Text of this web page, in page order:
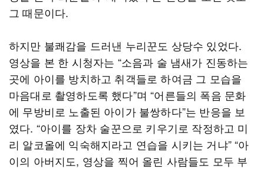
그 때문이다.
하지만 불쾌감을 드러낸 누리꾼도 상당수 있었다.
영상을 본 한 시청자는 “소음과 술 냄새가 진동하는
곳에 아이를 방치하고 취객들로 하여금 그 모습을
마음대로 촬영하도록 했다”며 “어른들의 폭음 문화
에 무방비로 노출된 아이가 불쌍하다”는 반응을 보
였다. “아이를 장차 술꾼으로 키우기로 작정하고 미
리 알코올에 익숙해지라고 연습을 시키는 거냐” “아
이의 아버지도, 영상을 찍어 올린 사람들도 모두 부